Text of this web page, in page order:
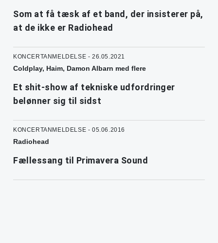
Som at få tæsk af et band, der insisterer på,
at de ikke er Radiohead
KONCERTANMELDELSE - 26.05.2021
Coldplay, Haim, Damon Albarn med flere
Et shit-show af tekniske udfordringer
belønner sig til sidst
KONCERTANMELDELSE - 05.06.2016
Radiohead
Fællessang til Primavera Sound